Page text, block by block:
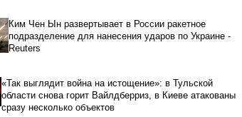
Ким Чен Ын развертывает в России ракетное
подразделение для нанесения ударов по Украине -
Reuters
«Так выглядит война на истощение»: в Тульской
области снова горит Вайлдберриз, в Киеве атакованы
сразу несколько объектов